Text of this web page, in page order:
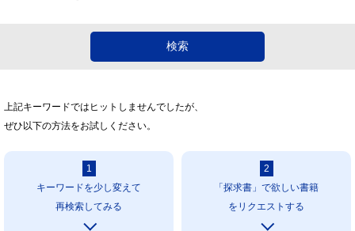
上記キーワードではヒットしませんでしたが、
ぜひ以下の方法をお試しください。
1
キーワードを少し変えて
再検索してみる
2
「探求書」で欲しい書籍
をリクエストする